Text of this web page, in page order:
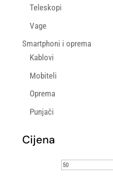
Teleskopi
Vage
Smartphoni i oprema
Kablovi
Mobiteli
Oprema
Punjači
Cijena
Min